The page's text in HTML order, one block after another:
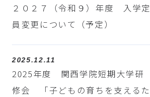
２０２７（令和９）年度 入学定
員変更について（予定）
2025.12.11
2025年度 関西学院短期大学研
修会 「子どもの育ちを支えるた